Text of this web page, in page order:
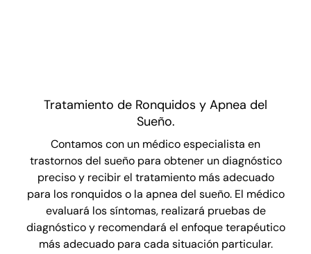
Tratamiento de Ronquidos y Apnea del
Sueño.
Contamos con un médico especialista en
trastornos del sueño para obtener un diagnóstico
preciso y recibir el tratamiento más adecuado
para los ronquidos o la apnea del sueño. El médico
evaluará los síntomas, realizará pruebas de
diagnóstico y recomendará el enfoque terapéutico
más adecuado para cada situación particular.